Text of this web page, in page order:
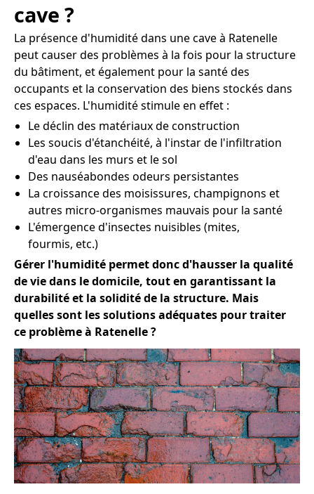
cave ?
La présence d'humidité dans une cave à Ratenelle
peut causer des problèmes à la fois pour la structure
du bâtiment, et également pour la santé des
occupants et la conservation des biens stockés dans
ces espaces. L'humidité stimule en effet :
Le déclin des matériaux de construction
Les soucis d'étanchéité, à l'instar de l'infiltration
d'eau dans les murs et le sol
Des nauséabondes odeurs persistantes
La croissance des moisissures, champignons et
autres micro-organismes mauvais pour la santé
L'émergence d'insectes nuisibles (mites,
fourmis, etc.)
Gérer l'humidité permet donc d'hausser la qualité
de vie dans le domicile, tout en garantissant la
durabilité et la solidité de la structure. Mais
quelles sont les solutions adéquates pour traiter
ce problème à Ratenelle ?